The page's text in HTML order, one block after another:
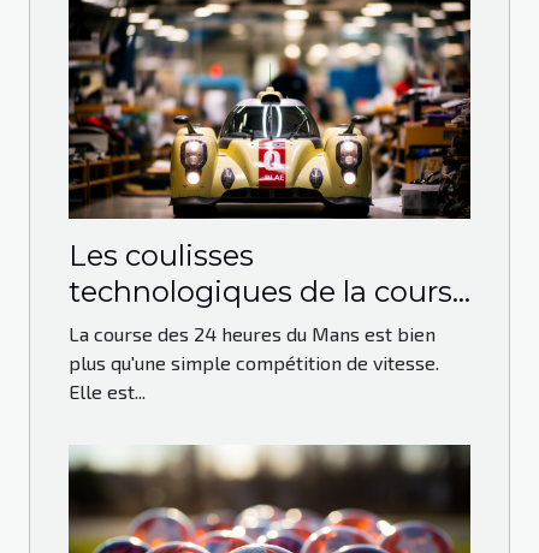
Les coulisses
technologiques de la course
des 24 heures du Mans
La course des 24 heures du Mans est bien
plus qu'une simple compétition de vitesse.
Elle est...